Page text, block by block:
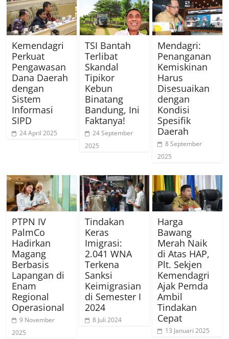
Kemendagri
Perkuat
Pengawasan
Dana Daerah
dengan
Sistem
Informasi
SIPD
24 April 2025
TSI Bantah
Terlibat
Skandal
Tipikor
Kebun
Binatang
Bandung, Ini
Faktanya!
24 September
2025
Mendagri:
Penanganan
Kemiskinan
Harus
Disesuaikan
dengan
Kondisi
Spesifik
Daerah
8 September
2025
PTPN IV
PalmCo
Hadirkan
Magang
Berbasis
Lapangan di
Enam
Regional
Operasional
9 November
2025
Tindakan
Keras
Imigrasi:
2.041 WNA
Terkena
Sanksi
Keimigrasian
di Semester I
2024
8 Juli 2024
Harga
Bawang
Merah Naik
di Atas HAP,
Plt. Sekjen
Kemendagri
Ajak Pemda
Ambil
Tindakan
Cepat
13 Januari 2025